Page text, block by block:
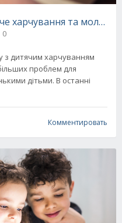
харчування та молоко в
0
з дитячим харчуванням
проблем для
дітьми. В останні
Комментировать